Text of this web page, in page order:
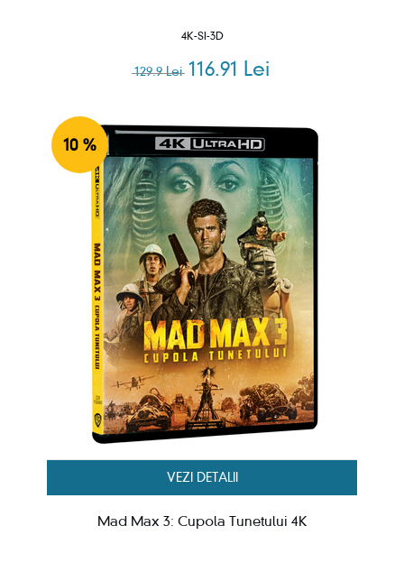
4K-SI-3D
129.9 Lei 116.91 Lei
10 %
VEZI DETALII
Mad Max 3: Cupola Tunetului 4K